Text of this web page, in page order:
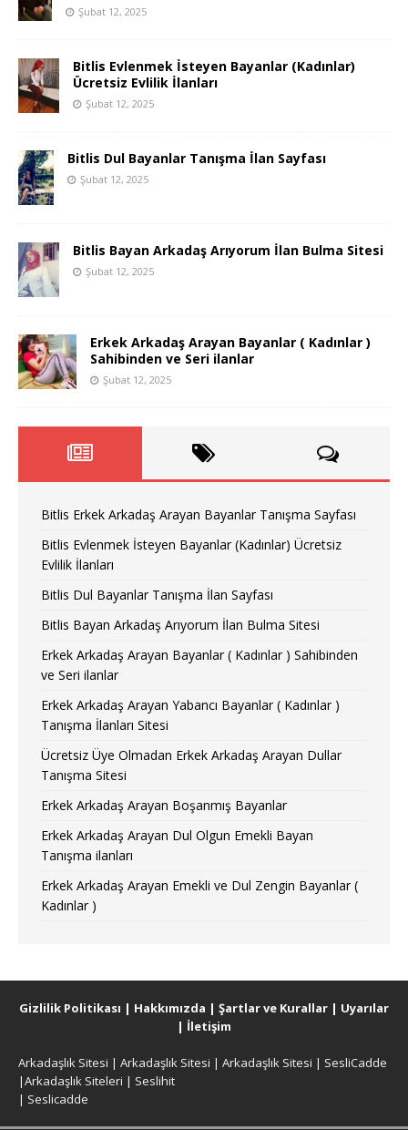
Şubat 12, 2025
Bitlis Evlenmek İsteyen Bayanlar (Kadınlar)
Ücretsiz Evlilik İlanları
Şubat 12, 2025
Bitlis Dul Bayanlar Tanışma İlan Sayfası
Şubat 12, 2025
Bitlis Bayan Arkadaş Arıyorum İlan Bulma Sitesi
Şubat 12, 2025
Erkek Arkadaş Arayan Bayanlar ( Kadınlar )
Sahibinden ve Seri ilanlar
Şubat 12, 2025
Bitlis Erkek Arkadaş Arayan Bayanlar Tanışma Sayfası
Bitlis Evlenmek İsteyen Bayanlar (Kadınlar) Ücretsiz
Evlilik İlanları
Bitlis Dul Bayanlar Tanışma İlan Sayfası
Bitlis Bayan Arkadaş Arıyorum İlan Bulma Sitesi
Erkek Arkadaş Arayan Bayanlar ( Kadınlar ) Sahibinden
ve Seri ilanlar
Erkek Arkadaş Arayan Yabancı Bayanlar ( Kadınlar )
Tanışma İlanları Sitesi
Ücretsiz Üye Olmadan Erkek Arkadaş Arayan Dullar
Tanışma Sitesi
Erkek Arkadaş Arayan Boşanmış Bayanlar
Erkek Arkadaş Arayan Dul Olgun Emekli Bayan
Tanışma ilanları
Erkek Arkadaş Arayan Emekli ve Dul Zengin Bayanlar (
Kadınlar )
Gizlilik Politikası | Hakkımızda | Şartlar ve Kurallar | Uyarılar
| İletişim
Arkadaşlık Sitesi | Arkadaşlık Sitesi | Arkadaşlık Sitesi | SesliCadde
|Arkadaşlık Siteleri | Seslihit
| Seslicadde